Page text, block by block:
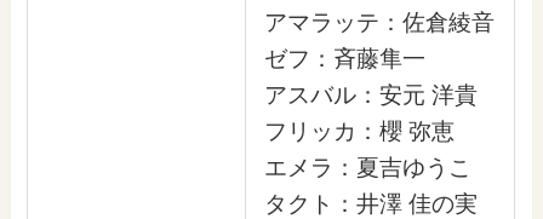
アマラッテ：佐倉綾音
ゼフ：斉藤隼一
アスバル：安元 洋貴
フリッカ：櫻 弥恵
エメラ：夏吉ゆうこ
タクト：井澤 佳の実